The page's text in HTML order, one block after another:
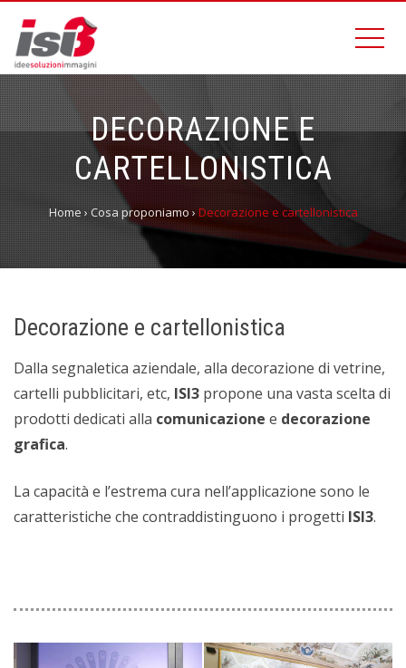
DECORAZIONE E
CARTELLONISTICA
Home›Cosa proponiamo›Decorazione e cartellonistica
Decorazione e cartellonistica
Dalla segnaletica aziendale, alla decorazione di vetrine,
cartelli pubblicitari, etc, ISI3 propone una vasta scelta di
prodotti dedicati alla comunicazione e decorazione
grafica.
La capacità e l’estrema cura nell’applicazione sono le
caratteristiche che contraddistinguono i progetti ISI3.